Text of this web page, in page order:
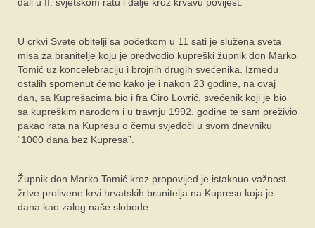
U crkvi Svete obitelji sa početkom u 11 sati je služena sveta
misa za branitelje koju je predvodio kupreški župnik don Marko
Tomić uz koncelebraciju i brojnih drugih svećenika. Između
ostalih spomenut ćemo kako je i nakon 23 godine, na ovaj
dan, sa Kuprešacima bio i fra Ćiro Lovrić, svećenik koji je bio
sa kupreškim narodom i u travnju 1992. godine te sam preživio
pakao rata na Kupresu o čemu svjedoči u svom dnevniku
“1000 dana bez Kupresa”.
Župnik don Marko Tomić kroz propovijed je istaknuo važnost
žrtve prolivene krvi hrvatskih branitelja na Kupresu koja je
dana kao zalog naše slobode.